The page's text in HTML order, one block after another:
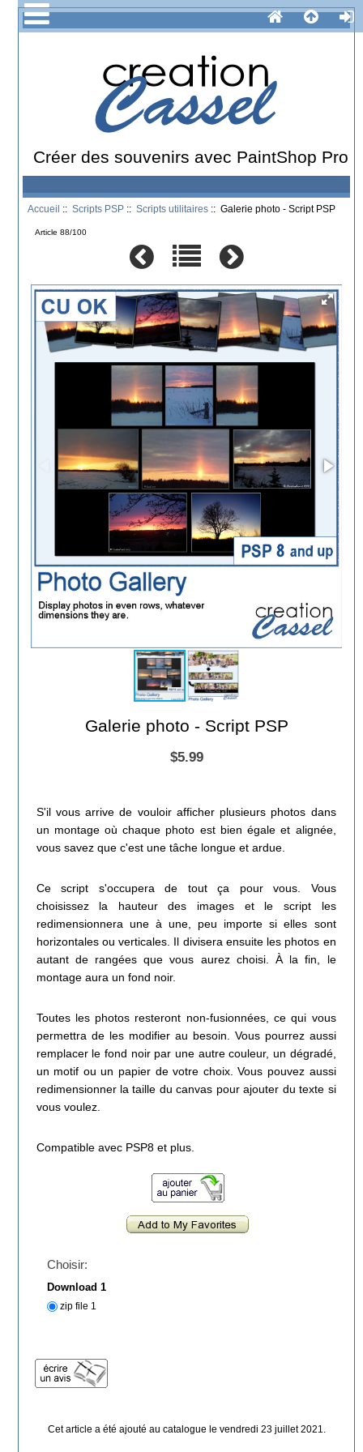
Créer des souvenirs avec PaintShop Pro
Accueil ::Scripts PSP ::Scripts utilitaires :: Galerie photo - Script PSP
Article 88/100
Galerie photo - Script PSP
$5.99
S'il vous arrive de vouloir afficher plusieurs photos dans
un montage où chaque photo est bien égale et alignée,
vous savez que c'est une tâche longue et ardue.
Ce script s'occupera de tout ça pour vous. Vous
choisissez la hauteur des images et le script les
redimensionnera une à une, peu importe si elles sont
horizontales ou verticales. Il divisera ensuite les photos en
autant de rangées que vous aurez choisi. À la fin, le
montage aura un fond noir.
Toutes les photos resteront non-fusionnées, ce qui vous
permettra de les modifier au besoin. Vous pourrez aussi
remplacer le fond noir par une autre couleur, un dégradé,
un motif ou un papier de votre choix. Vous pouvez aussi
redimensionner la taille du canvas pour ajouter du texte si
vous voulez.
Compatible avec PSP8 et plus.
Choisir:
Download 1
zip file 1
Cet article a été ajouté au catalogue le vendredi 23 juillet 2021.